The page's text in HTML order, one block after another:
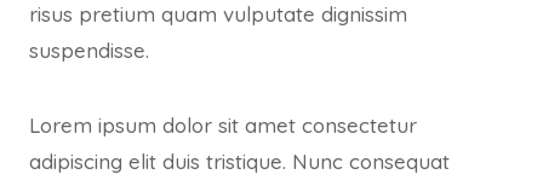
risus pretium quam vulputate dignissim
suspendisse.
Lorem ipsum dolor sit amet consectetur
adipiscing elit duis tristique. Nunc consequat